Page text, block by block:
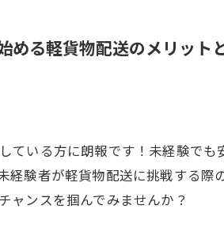
める軽貨物配送のメリット
ている方に朗報です！未経験で
経験者が軽貨物配送に挑戦する
ャンスを掴んでみませんか？